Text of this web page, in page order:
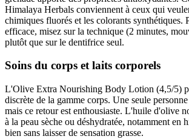
Himalaya Herbals conviennent à ceux qui
chimiques fluorés et les colorants synthétiques.
efficace, misez sur la technique (2 minutes,
plutôt que sur le dentifrice seul.
Soins du corps et laits corporels
L'Olive Extra Nourishing Body Lotion (4,5/5)
discrète de la gamme corps. Une seule
mais ce retour est enthousiaste. L'huile d'olive
à la peau sèche ou déshydratée, notamment en
bien sans laisser de sensation grasse.